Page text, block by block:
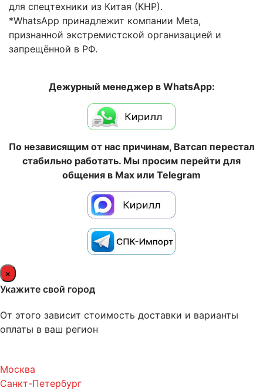
для спецтехники из Китая (КНР).
*WhatsApp принадлежит компании Meta,
признанной экстремистской организацией и
запрещённой в РФ.
Дежурный менеджер в WhatsApp:
По независящим от нас причинам, Ватсап перестал
стабильно работать. Мы просим перейти для
общения в Max или Telegram
×
Укажите свой город
От этого зависит стоимость доставки и варианты
оплаты в ваш регион
Москва
Санкт-Петербург